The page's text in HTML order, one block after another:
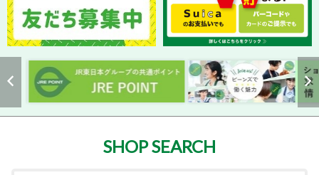
SHOP SEARCH